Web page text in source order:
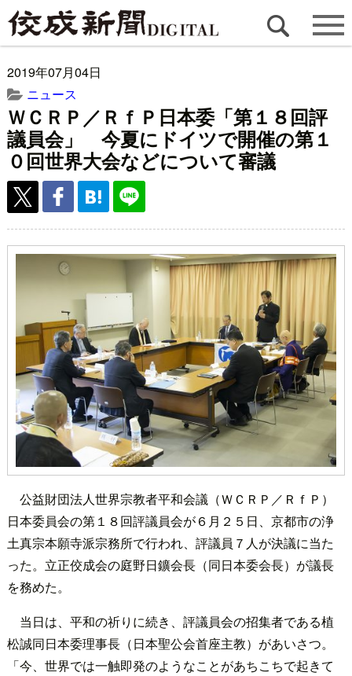
2019年07月04日
ニュース
ＷＣＲＰ／ＲｆＰ日本委「第１８回評
議員会」 今夏にドイツで開催の第１
０回世界大会などについて審議
公益財団法人世界宗教者平和会議（ＷＣＲＰ／ＲｆＰ）
日本委員会の第１８回評議員会が６月２５日、京都市の浄
土真宗本願寺派宗務所で行われ、評議員７人が決議に当た
った。立正佼成会の庭野日鑛会長（同日本委会長）が議長
を務めた。
当日は、平和の祈りに続き、評議員会の招集者である植
松誠同日本委理事長（日本聖公会首座主教）があいさつ。
「今、世界では一触即発のようなことがあちこちで起きて